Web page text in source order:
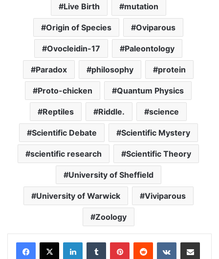
Live Birth mutation
Origin of Species Oviparous
Ovocleidin-17 Paleontology
Paradox philosophy protein
Proto-chicken Quantum Physics
Reptiles Riddle. science
Scientific Debate Scientific Mystery
scientific research Scientific Theory
University of Sheffield
University of Warwick Viviparous
Zoology
LinkedInTumblr PinterestReddit VKontakteShare via Email